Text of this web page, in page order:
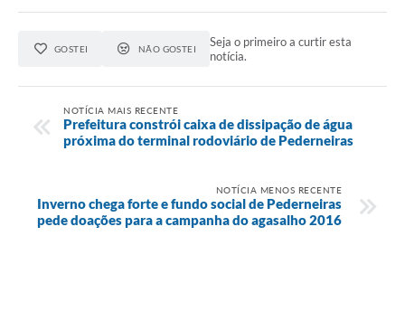
GOSTEI NÃO GOSTEI
Seja o primeiro a curtir esta
notícia.
NOTÍCIA MAIS RECENTE
Prefeitura constrói caixa de dissipação de água
próxima do terminal rodoviário de Pederneiras
NOTÍCIA MENOS RECENTE
Inverno chega forte e fundo social de Pederneiras
pede doações para a campanha do agasalho 2016